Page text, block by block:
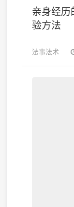
亲身经历
验方法
法事法术